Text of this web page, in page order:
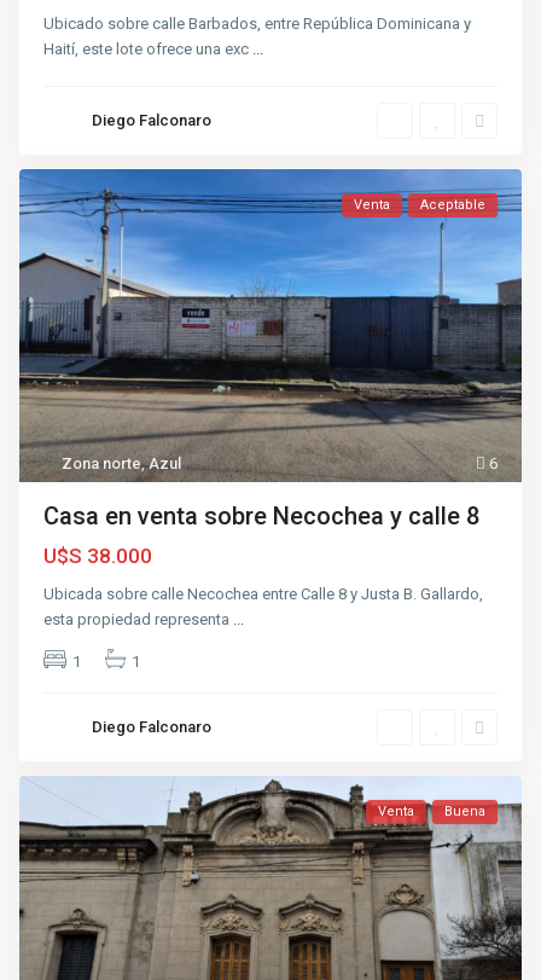
Ubicado sobre calle Barbados, entre República Dominicana y
Haití, este lote ofrece una exc
Diego Falconaro
6
Zona norte,Azul
Venta Aceptable
Casa en venta sobre Necochea y calle 8
U$S 38.000
Ubicada sobre calle Necochea entre Calle 8 y Justa B. Gallardo,
esta propiedad representa ...
1 1
Diego Falconaro
Venta Buena